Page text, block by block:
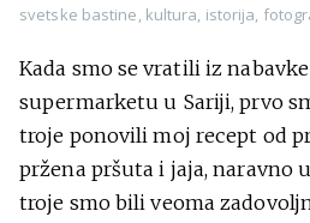
svetske bastine, kultura, istorija,
Kada smo se vratili iz
supermarketu u Sariji, prvo
troje ponovili moj recept od
pržena pršuta i jaja, naravno
troje smo bili veoma